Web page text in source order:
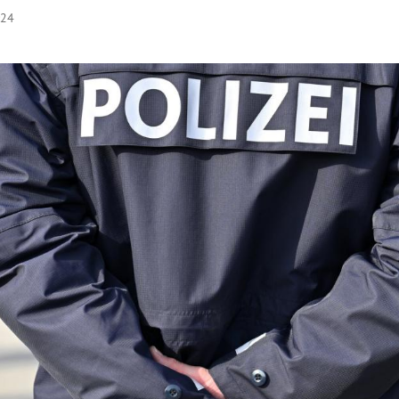
öffnen/schließen